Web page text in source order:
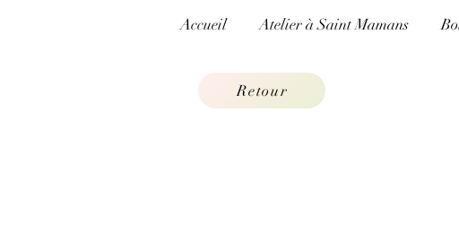
Accueil Atelier à Saint Mamans
Retour